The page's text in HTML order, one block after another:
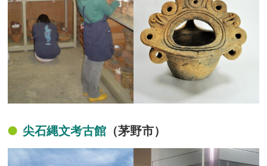
尖石縄文考古館 （茅野市）